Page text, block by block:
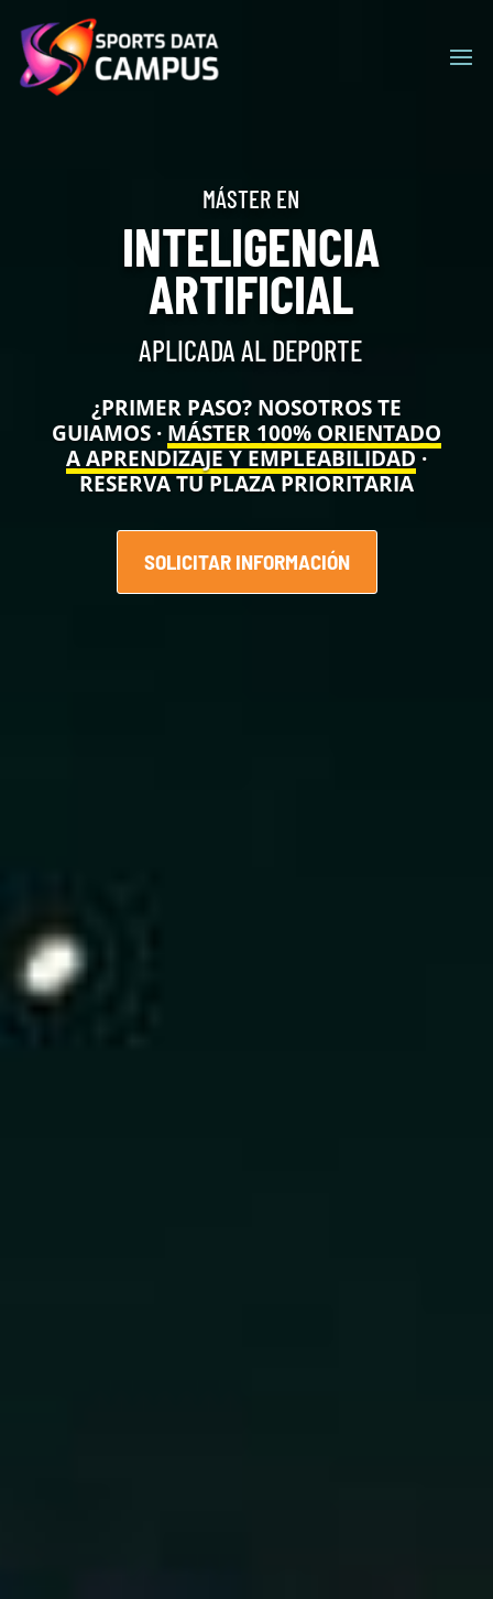
experiencia de máxima relevancia. Si continúa accediendo
al sitio, acepta el uso de las cookies.
MÁSTER EN
INTELIGENCIA
ARTIFICIAL
APLICADA AL DEPORTE
¿PRIMER PASO? NOSOTROS TE
GUIAMOS · MÁSTER 100% ORIENTADO
A APRENDIZAJE Y EMPLEABILIDAD·
RESERVA TU PLAZA PRIORITARIA
SOLICITAR INFORMACIÓN